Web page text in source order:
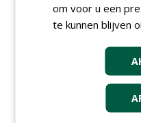
AGENDA
om voor u een
te kunnen blijven